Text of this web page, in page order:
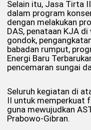
Selain itu, Jasa Tirta
dalam program
dengan melakukan
DAS, penataan KJA
gondok,
babadan rumput,
Energi Baru
pencemaran sungai
Seluruh kegiatan di
II untuk memperkuat
guna mewujudkan
Prabowo-Gibran.